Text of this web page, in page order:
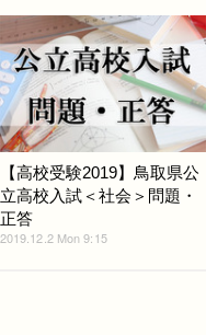
【高校受験2019】鳥取県公
立高校入試＜社会＞問題・
正答
2019.12.2 Mon 9:15